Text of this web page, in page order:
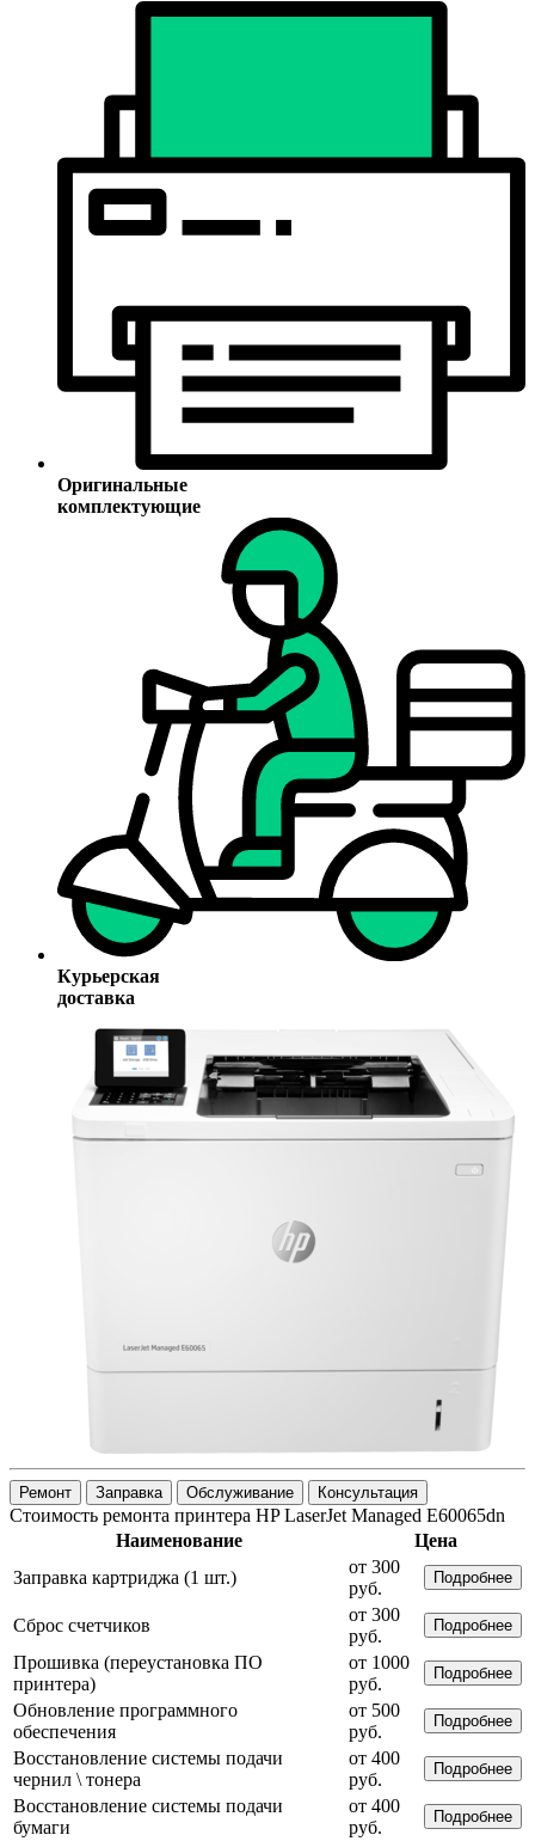
Оригинальные
комплектующие
Курьерская
доставка
Ремонт Заправка Обслуживание Консультация
Стоимость ремонта принтера HP LaserJet Managed E60065dn
Наименование
Цена
Заправка картриджа (1 шт.)
от 300
руб.
Подробнее
Сброс счетчиков
от 300
руб.
Подробнее
Прошивка (переустановка ПО
принтера)
от 1000
руб.
Подробнее
Обновление программного
обеспечения
от 500
руб.
Подробнее
Восстановление системы подачи
чернил \ тонера
от 400
руб.
Подробнее
Восстановление системы подачи
бумаги
от 400
руб.
Подробнее